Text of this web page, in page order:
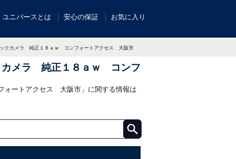
ユニバースとは 安心の保証 お気に入り
クカメラ 純正１８ａｗ コンフォートアクセス 大阪市
カメラ 純正１８ａｗ コンフ
ートアクセス 大阪市」に関する情報は